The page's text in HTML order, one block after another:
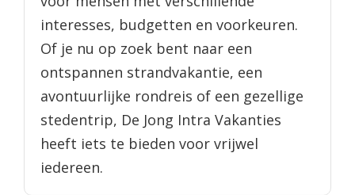
interesses, budgetten en voorkeuren.
Of je nu op zoek bent naar een
ontspannen strandvakantie, een
avontuurlijke rondreis of een gezellige
stedentrip, De Jong Intra Vakanties
heeft iets te bieden voor vrijwel
iedereen.